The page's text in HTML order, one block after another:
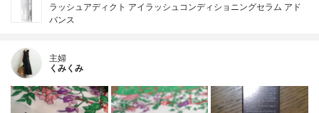
ラッシュアディクト アイラッシュコンディショニングセラム アド
バンス
主婦
くみくみ